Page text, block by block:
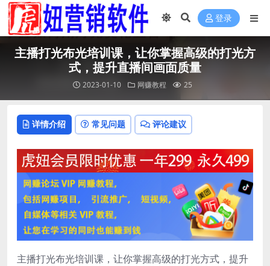
登录
主播打光布光培训课，让你掌握高级的打光方
式，提升直播间画面质量
2023-01-10 网赚教程 25
详情介绍 常见问题 评论建议
主播打光布光培训课，让你掌握高级的打光方式，提升